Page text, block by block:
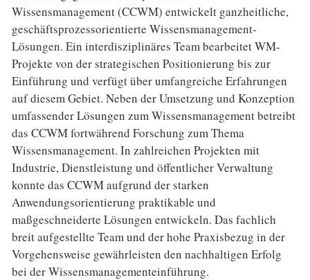
Wissensmanagement (CCWM) entwickelt ganzheitliche,
geschäftsprozessorientierte Wissensmanagement-
Lösungen. Ein interdisziplinäres Team bearbeitet WM-
Projekte von der strategischen Positionierung bis zur
Einführung und verfügt über umfangreiche Erfahrungen
auf diesem Gebiet. Neben der Umsetzung und Konzeption
umfassender Lösungen zum Wissensmanagement betreibt
das CCWM fortwährend Forschung zum Thema
Wissensmanagement. In zahlreichen Projekten mit
Industrie, Dienstleistung und öffentlicher Verwaltung
konnte das CCWM aufgrund der starken
Anwendungsorientierung praktikable und
maßgeschneiderte Lösungen entwickeln. Das fachlich
breit aufgestellte Team und der hohe Praxisbezug in der
Vorgehensweise gewährleisten den nachhaltigen Erfolg
bei der Wissensmanagementeinführung.